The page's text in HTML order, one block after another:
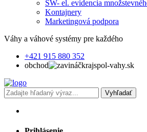
SW- el. evidencia
Kontajnery
Marketingová podpora
Váhy a váhové systémy pre každého
+421 915 880 352
obchod
krajspol-vahy.sk
Vyhľadať